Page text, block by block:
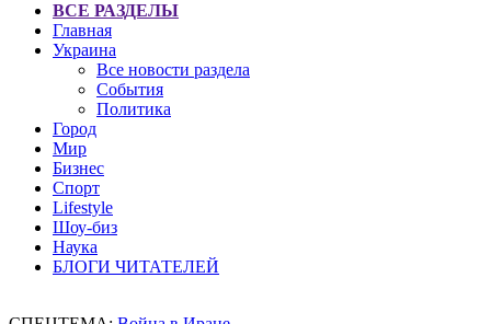
ВСЕ РАЗДЕЛЫ
Главная
Украина
Все новости раздела
События
Политика
Город
Мир
Бизнес
Спорт
Lifestyle
Шоу-биз
Наука
БЛОГИ ЧИТАТЕЛЕЙ